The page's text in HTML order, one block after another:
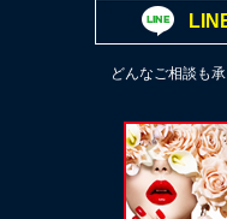
どんなご相談も